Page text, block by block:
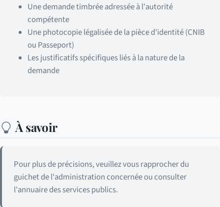
Une demande timbrée adressée à l'autorité
compétente
Une photocopie légalisée de la pièce d'identité (CNIB
ou Passeport)
Les justificatifs spécifiques liés à la nature de la
demande
À savoir
Pour plus de précisions, veuillez vous rapprocher du
guichet de l'administration concernée ou consulter
l'annuaire des services publics.